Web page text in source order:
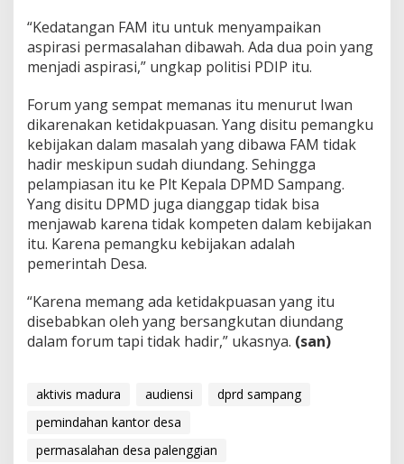
“Kedatangan FAM itu untuk menyampaikan
aspirasi permasalahan dibawah. Ada dua poin yang
menjadi aspirasi,” ungkap politisi PDIP itu.
Forum yang sempat memanas itu menurut Iwan
dikarenakan ketidakpuasan. Yang disitu pemangku
kebijakan dalam masalah yang dibawa FAM tidak
hadir meskipun sudah diundang. Sehingga
pelampiasan itu ke Plt Kepala DPMD Sampang.
Yang disitu DPMD juga dianggap tidak bisa
menjawab karena tidak kompeten dalam kebijakan
itu. Karena pemangku kebijakan adalah
pemerintah Desa.
“Karena memang ada ketidakpuasan yang itu
disebabkan oleh yang bersangkutan diundang
dalam forum tapi tidak hadir,” ukasnya. (san)
aktivis madura audiensi
dprd sampang
pemindahan kantor desa
permasalahan desa palenggian